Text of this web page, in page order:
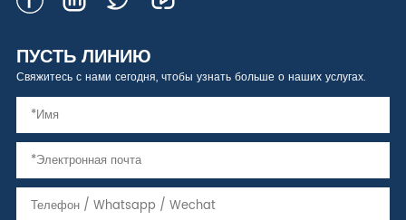
ПУСТЬ ЛИНИЮ
Свяжитесь с нами сегодня, чтобы узнать больше о наших услугах.